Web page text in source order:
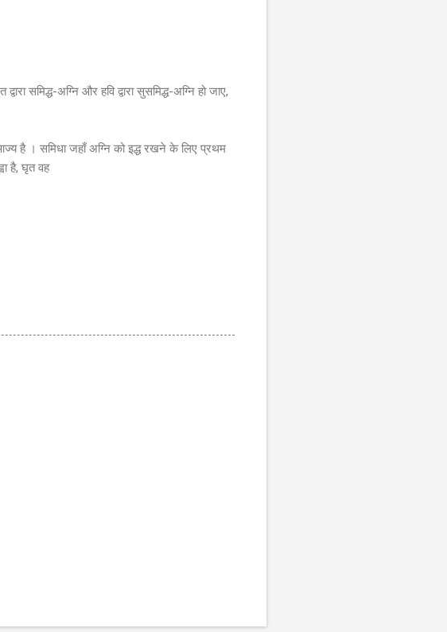
समिद्ध-अग्नि और हवि द्वारा सुसमिद्ध-अग्नि हो जाए,
है । समिधा जहाँ अग्नि को इद्ध रखने के लिए प्रथम
है, घृत वह